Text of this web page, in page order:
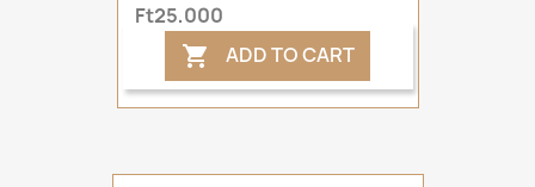
Ft25,000
 ADD TO CART